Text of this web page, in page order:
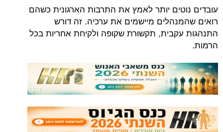
עובדים נוטים יותר לאמץ את התרבות הארגונית כשהם
רואים שהמנהלים מיישמים את ערכיה. זה דורש
התנהגות עקבית, תקשורת שקופה ולקיחת אחריות בכל
הרמות.